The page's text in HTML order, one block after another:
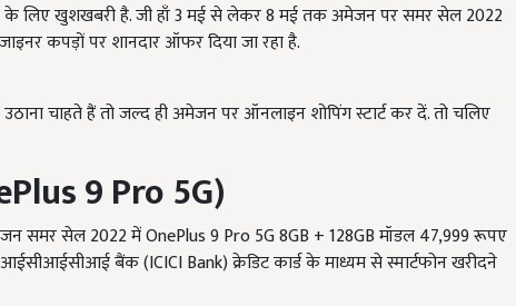
के लिए खुशखबरी है. जी हाँ 3 मई से लेकर 8 मई तक अमेजन पर समर सेल 2022
कपड़ों पर शानदार ऑफर दिया जा रहा है.
चाहते हैं तो जल्द ही अमेजन पर ऑनलाइन शोपिंग स्टार्ट कर दें. तो चलिए
9 Pro 5G)
समर सेल 2022 में OnePlus 9 Pro 5G 8GB + 128GB मॉडल 47,999 रूपए
बैंक (ICICI Bank) क्रेडिट कार्ड के माध्यम से स्मार्टफोन खरीदने